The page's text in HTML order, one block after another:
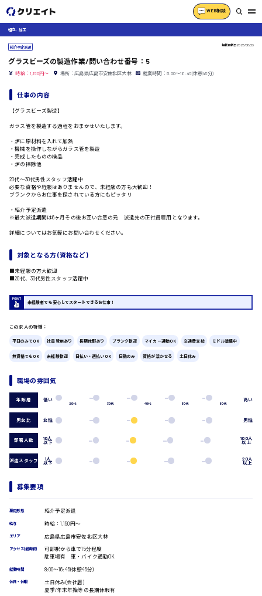
WEB相談
製造・軽作業・物流系
組立、加工
製造オペレーター
ピッキング・仕分け
軽作業
医師
介護職
貿易事務
データ入力
コールセンターオペレーター
総務事務
営業事務
受付事務
医療事務
翻訳、通訳
DTPオペレーター
CADオペレーター
広島市中区
広島市東区
広島市南区
広島市西区
広島市佐伯区
広島市安佐南区
広島市安佐北区
時給1200円～
時給1300円～
時給1500円以上
組立、加工
紹介予定派遣 掲載更新日2026/06/23
グラスビーズの製造作業/問い合わせ番号：5
時給：1,150円～ 場所：広島県広島市安佐北区大林 就業時間：8:00〜16:45(休憩45分)
仕事の内容
【グラスビーズ製造】
ガラス管を製造する過程をおまかせいたします。
・炉に原材料を入れて加熱
・機械を操作しながらガラス管を製造
・完成したものの検品
・炉の掃除他
20代〜30代男性スタッフ活躍中
必要な資格や経験はありませんので、未経験の方も大歓迎！
ブランクからお仕事を探されている方にもピッタリ
・紹介予定派遣
※最大派遣期間は6ヶ月その後お互い合意の元 派遣先の正社員雇用となります。
詳細についてはお気軽にお問い合わせください。
対象となる方 (資格など)
■未経験の方大歓迎
■20代、30代男性スタッフ活躍中
未経験者でも安心してスタートできるお仕事！
この求人の特徴：
平日のみでOK 社員登用あり 長期休暇あり ブランク歓迎 マイカー通勤OK 交通費支給 ミドル活躍中
無資格でもOK 未経験歓迎 日払い・週払いOK 日勤のみ 資格が活かせる 土日休み
職場の雰囲気
年齢層 低い
20代 30代 40代 50代 60代
高い
男女比 女性 男性
部署人数 10人
以下
100人
以上
派遣スタッフ 1人
以下
20人
以上
募集要項
雇用形態 紹介予定派遣
給与 時給：1,150円～
エリア 広島県広島市安佐北区大林
アクセス(最寄駅)
可部駅から車で15分程度
駐車場有 車・バイク通勤OK
就業時間 8:00〜16:45(休憩45分)
休日・休暇
土日休み(会社暦)
夏季/年末年始等の長期休暇有